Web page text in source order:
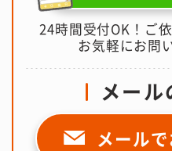
24時間受付OK！ご
お気軽にお問
メール
メールで